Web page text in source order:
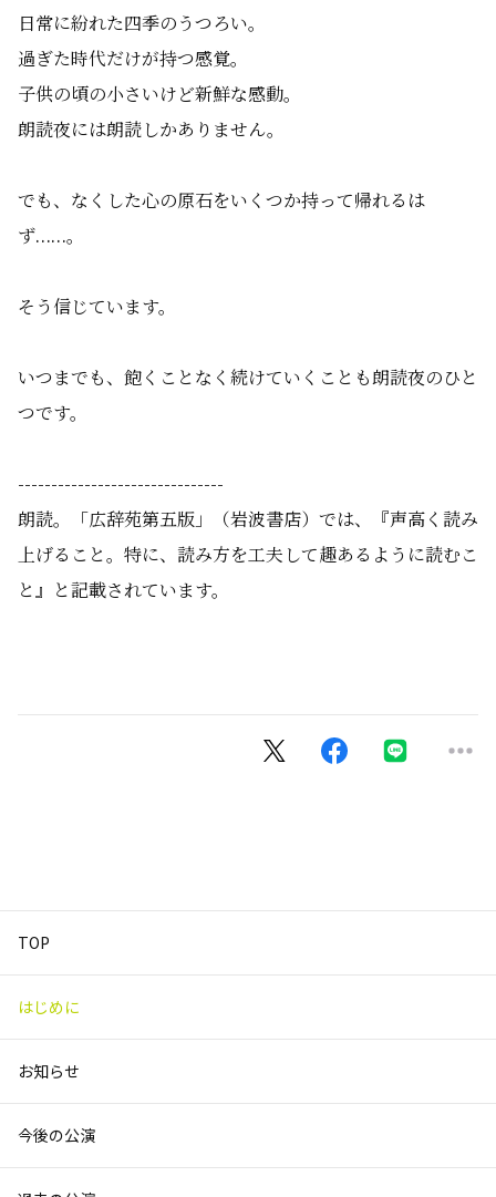
日常に紛れた四季のうつろい。
過ぎた時代だけが持つ感覚。
子供の頃の小さいけど新鮮な感動。
朗読夜には朗読しかありません。
でも、なくした心の原石をいくつか持って帰れるは
ず……。
そう信じています。
いつまでも、飽くことなく続けていくことも朗読夜のひと
つです。
-------------------------------
朗読。「広辞苑第五版」（岩波書店）では、『声高く読み
上げること。 特に、読み方を工夫して趣あるように読むこ
と』と記載されています。
TOP
はじめに
お知らせ
今後の公演